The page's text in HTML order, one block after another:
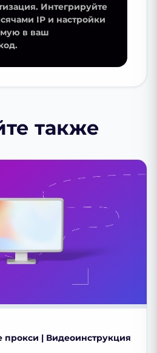
Интегрируйте
IP и настройки
в ваш
также
| Видеоинструкция